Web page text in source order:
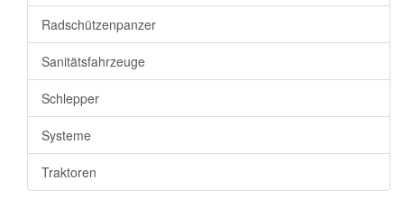
Radschützenpanzer
Sanitätsfahrzeuge
Schlepper
Systeme
Traktoren